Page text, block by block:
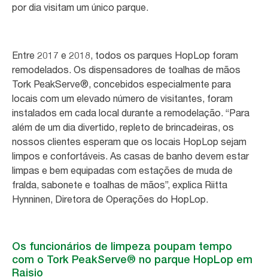
por dia visitam um único parque.
Entre 2017 e 2018, todos os parques HopLop foram
remodelados. Os dispensadores de toalhas de mãos
Tork PeakServe®, concebidos especialmente para
locais com um elevado número de visitantes, foram
instalados em cada local durante a remodelação. “Para
além de um dia divertido, repleto de brincadeiras, os
nossos clientes esperam que os locais HopLop sejam
limpos e confortáveis. As casas de banho devem estar
limpas e bem equipadas com estações de muda de
fralda, sabonete e toalhas de mãos”, explica Riitta
Hynninen, Diretora de Operações do HopLop.
Os funcionários de limpeza poupam tempo
com o Tork PeakServe® no parque HopLop em
Raisio